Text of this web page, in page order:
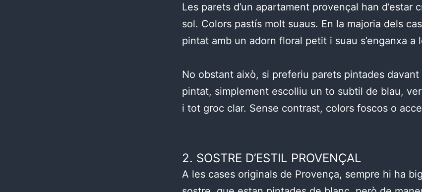
Les parets d’un apartament provençal han d’estar
sol. Colors pastís molt suaus. En la majoria dels
pintat amb un adorn floral petit i suau s’enganxa a
No obstant això, si preferiu parets pintades davant
pintat, simplement escolliu un to subtil de blau,
i tot groc clar. Sense contrast, colors foscos o
2. SOSTRE D’ESTIL PROVENÇAL
A les cases originals de Provença, sempre hi ha